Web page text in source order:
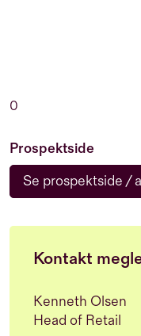
0
Prospektside
Se prospektside /
Kontakt
Kenneth Olsen
Head of Retail